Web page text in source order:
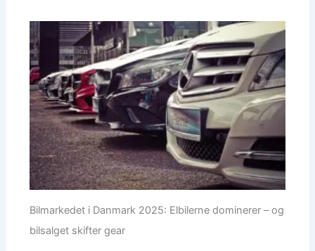
Bilmarkedet i Danmark 2025: Elbilerne dominerer – og
bilsalget skifter gear